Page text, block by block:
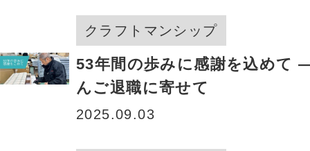
クラフトマンシップ
53年間の歩みに感謝を込めて
んご退職に寄せて
2025.09.03